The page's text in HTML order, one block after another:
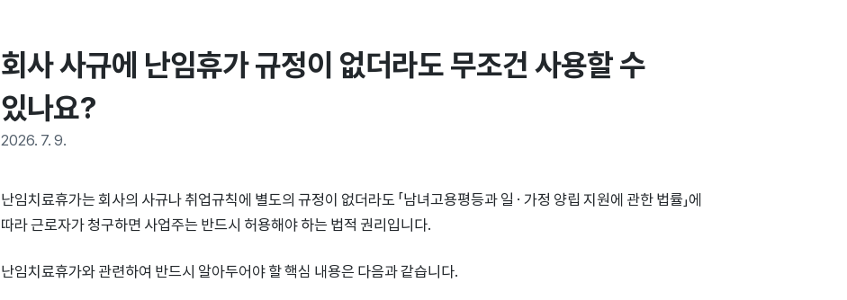
회사 사규에 난임휴가 규정이 없더라도 무조건 사용할 수
있나요?
2026. 7. 9.
난임치료휴가는 회사의 사규나 취업규칙에 별도의 규정이 없더라도 「남녀고용평등과 일ㆍ가정 양립 지원에 관한 법률」에
따라 근로자가 청구하면 사업주는 반드시 허용해야 하는 법적 권리입니다.
난임치료휴가와 관련하여 반드시 알아두어야 할 핵심 내용은 다음과 같습니다.